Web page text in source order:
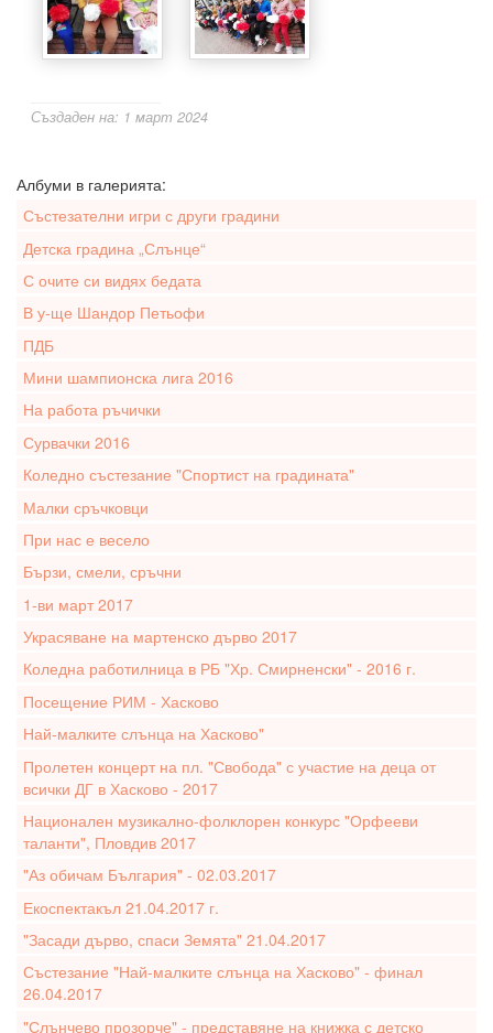
Създаден на: 1 март 2024
Албуми в галерията:
Състезателни игри с други градини
Детска градина „Слънце“
С очите си видях бедата
В у-ще Шандор Петьофи
ПДБ
Мини шампионска лига 2016
На работа ръчички
Сурвачки 2016
Коледно състезание "Спортист на градината"
Малки сръчковци
При нас е весело
Бързи, смели, сръчни
1-ви март 2017
Украсяване на мартенско дърво 2017
Коледна работилница в РБ "Хр. Смирненски" - 2016 г.
Посещение РИМ - Хасково
Най-малките слънца на Хасково"
Пролетен концерт на пл. "Свобода" с участие на деца от
всички ДГ в Хасково - 2017
Национален музикално-фолклорен конкурс "Орфееви
таланти", Пловдив 2017
"Аз обичам България" - 02.03.2017
Екоспектакъл 21.04.2017 г.
"Засади дърво, спаси Земята" 21.04.2017
Състезание "Най-малките слънца на Хасково" - финал
26.04.2017
"Слънчево прозорче" - представяне на книжка с детско